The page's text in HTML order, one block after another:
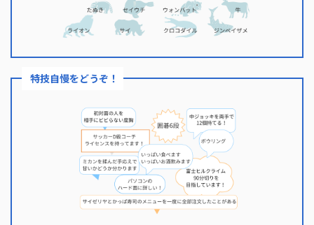
特技自慢をどうぞ！